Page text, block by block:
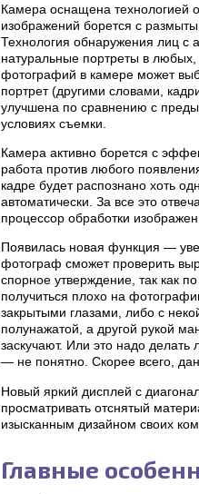
Камера оснащена технологией
изображений борется с
Технология обнаружения лиц с
натуральные портреты в
фотографий в камере может
портрет (другими словами,
улучшена по сравнению с
условиях съемки.
Камера активно борется с
работа против любого
кадре будет распознано хоть
автоматически. За все это
процессор обработки
Появилась новая функция —
фотограф сможет проверить
спорное утверждение, так как
получиться плохо на
закрытыми глазами, либо с
полунажатой, а другой рукой
заскучают. Или это надо
— не понятно. Скорее всего,
Новый яркий дисплей с
просматривать отснятый
изысканным дизайном своих
Главные